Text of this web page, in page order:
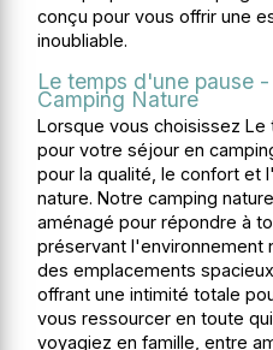
conçu pour vous offrir une
inoubliable.
Le temps d'une pause
Camping Nature
Lorsque vous choisissez
pour votre séjour en
pour la qualité, le confort et
nature. Notre camping
aménagé pour répondre à
préservant l'environnement
des emplacements
offrant une intimité totale
vous ressourcer en toute
voyagiez en famille, entre